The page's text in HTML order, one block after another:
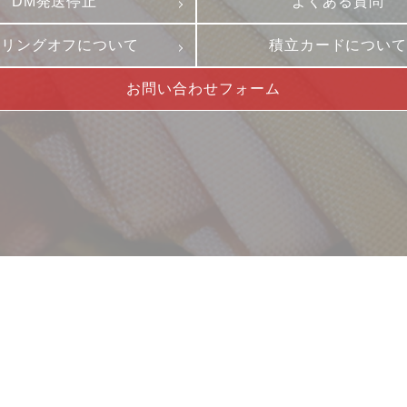
ングオフについて 積立カードについて
お問い合わせフォーム